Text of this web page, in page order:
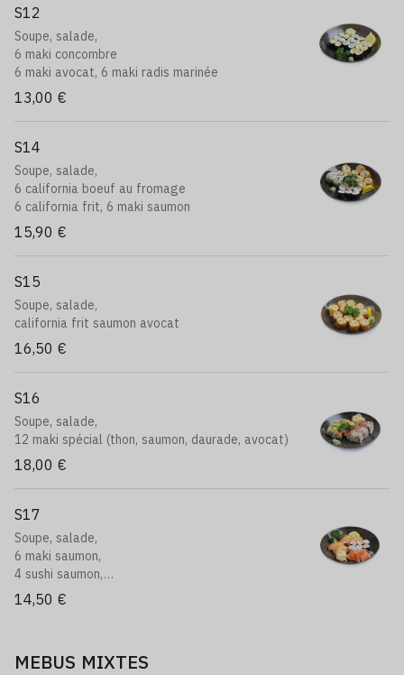
S12
Soupe, salade,
6 maki concombre
6 maki avocat, 6 maki radis marinée
13,00 €
S14
Soupe, salade,
6 california boeuf au fromage
6 california frit, 6 maki saumon
15,90 €
S15
Soupe, salade,
california frit saumon avocat
16,50 €
S16
Soupe, salade,
12 maki spécial (thon, saumon, daurade, avocat)
18,00 €
S17
Soupe, salade,
6 maki saumon,
4 sushi saumon,
4 sashimi saumon
14,50 €
MEBUS MIXTES